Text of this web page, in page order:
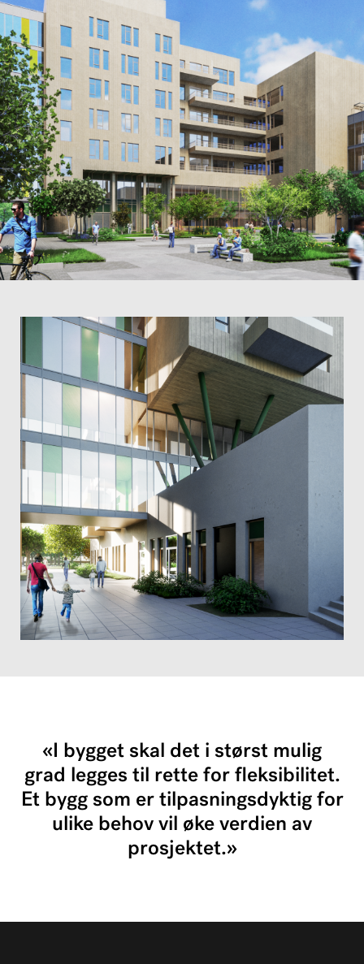
«I bygget skal det i størst mulig
grad legges til rette for fleksibilitet.
Et bygg som er tilpasningsdyktig for
ulike behov vil øke verdien av
prosjektet.»